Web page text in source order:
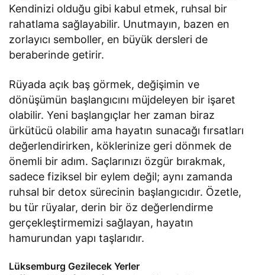
Kendinizi olduğu gibi kabul etmek, ruhsal bir
rahatlama sağlayabilir. Unutmayın, bazen en
zorlayıcı semboller, en büyük dersleri de
beraberinde getirir.
Rüyada açık baş görmek, değişimin ve
dönüşümün başlangıcını müjdeleyen bir işaret
olabilir. Yeni başlangıçlar her zaman biraz
ürkütücü olabilir ama hayatın sunacağı fırsatları
değerlendirirken, köklerinize geri dönmek de
önemli bir adım. Saçlarınızı özgür bırakmak,
sadece fiziksel bir eylem değil; aynı zamanda
ruhsal bir detox sürecinin başlangıcıdır. Özetle,
bu tür rüyalar, derin bir öz değerlendirme
gerçekleştirmemizi sağlayan, hayatın
hamurundan yapı taşlarıdır.
Lüksemburg Gezilecek Yerler